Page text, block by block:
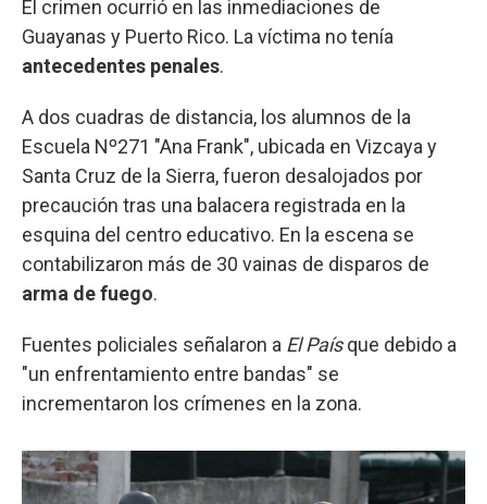
El crimen ocurrió en las inmediaciones de
Guayanas y Puerto Rico. La víctima no tenía
antecedentes penales.
A dos cuadras de distancia, los alumnos de la
Escuela Nº271 "Ana Frank", ubicada en Vizcaya y
Santa Cruz de la Sierra, fueron desalojados por
precaución tras una balacera registrada en la
esquina del centro educativo. En la escena se
contabilizaron más de 30 vainas de disparos de
arma de fuego.
Fuentes policiales señalaron a El Paísque debido a
"un enfrentamiento entre bandas" se
incrementaron los crímenes en la zona.